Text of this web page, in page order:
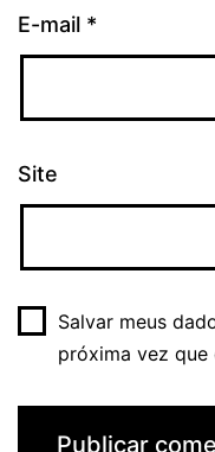
E-mail *
Site
Salvar meus
próxima vez que